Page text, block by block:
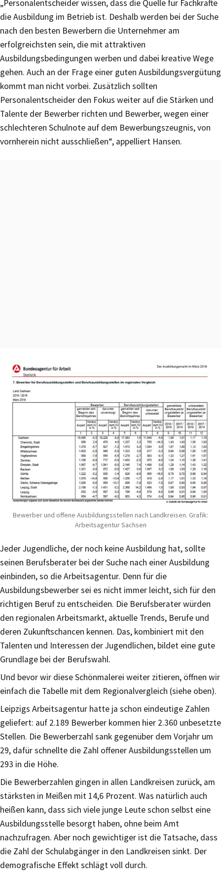
„Personalentscheider wissen, dass die Quelle für Fachkräfte
die Ausbildung im Betrieb ist. Deshalb werden bei der Suche
nach den besten Bewerbern die Unternehmer am
erfolgreichsten sein, die mit attraktiven
Ausbildungsbedingungen werben und dabei kreative Wege
gehen. Auch an der Frage einer guten Ausbildungsvergütung
kommt man nicht vorbei. Zusätzlich sollten
Personalentscheider den Fokus weiter auf die Stärken und
Talente der Bewerber richten und Bewerber, wegen einer
schlechteren Schulnote auf dem Bewerbungszeugnis, von
vornherein nicht ausschließen“, appelliert Hansen.
Bewerber und offene Ausbildungsstellen nach Landkreisen. Grafik:
Arbeitsagentur Sachsen
Jeder Jugendliche, der noch keine Ausbildung hat, sollte
seinen Berufsberater bei der Suche nach einer Ausbildung
einbinden, so die Arbeitsagentur. Denn für die
Ausbildungsbewerber sei es nicht immer leicht, sich für den
richtigen Beruf zu entscheiden. Die Berufsberater würden
den regionalen Arbeitsmarkt, aktuelle Trends, Berufe und
deren Zukunftschancen kennen. Das, kombiniert mit den
Talenten und Interessen der Jugendlichen, bildet eine gute
Grundlage bei der Berufswahl.
Und bevor wir diese Schönmalerei weiter zitieren, öffnen wir
einfach die Tabelle mit dem Regionalvergleich (siehe oben).
Leipzigs Arbeitsagentur hatte ja schon eindeutige Zahlen
geliefert: auf 2.189 Bewerber kommen hier 2.360 unbesetzte
Stellen. Die Bewerberzahl sank gegenüber dem Vorjahr um
29, dafür schnellte die Zahl offener Ausbildungsstellen um
293 in die Höhe.
Die Bewerberzahlen gingen in allen Landkreisen zurück, am
stärksten in Meißen mit 14,6 Prozent. Was natürlich auch
heißen kann, dass sich viele junge Leute schon selbst eine
Ausbildungsstelle besorgt haben, ohne beim Amt
nachzufragen. Aber noch gewichtiger ist die Tatsache, dass
die Zahl der Schulabgänger in den Landkreisen sinkt. Der
demografische Effekt schlägt voll durch.